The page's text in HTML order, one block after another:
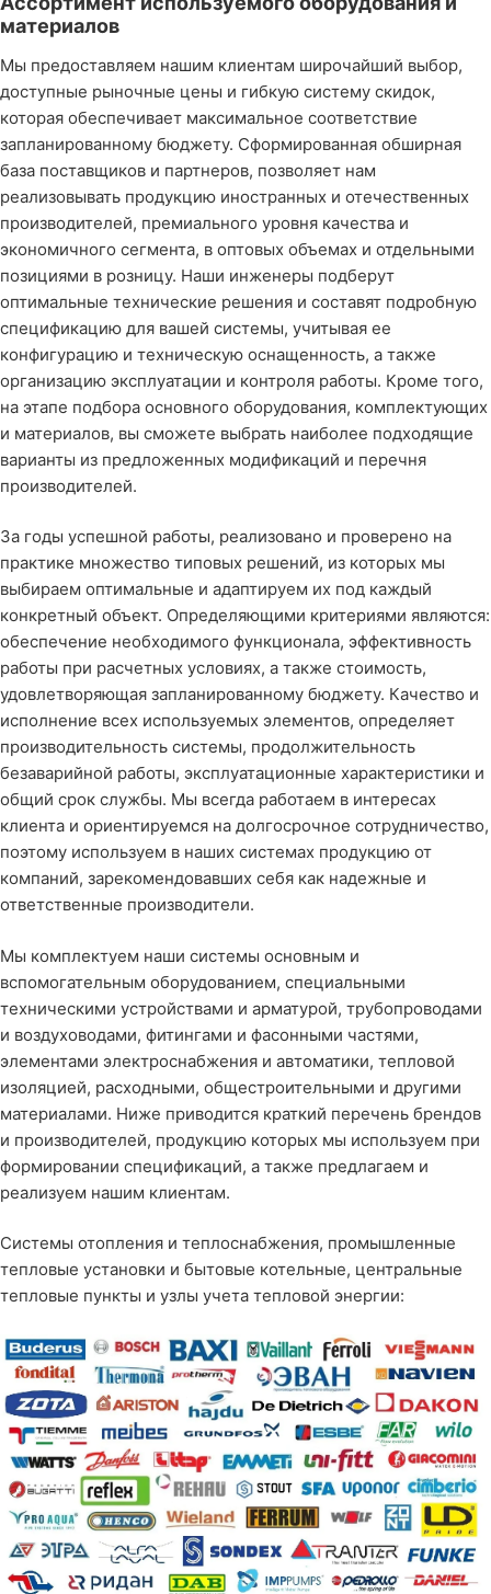
материалов
Мы предоставляем нашим клиентам широчайший выбор,
доступные рыночные цены и гибкую систему скидок,
которая обеспечивает максимальное соответствие
запланированному бюджету. Сформированная обширная
база поставщиков и партнеров, позволяет нам
реализовывать продукцию иностранных и отечественных
производителей, премиального уровня качества и
экономичного сегмента, в оптовых объемах и отдельными
позициями в розницу. Наши инженеры подберут
оптимальные технические решения и составят подробную
спецификацию для вашей системы, учитывая ее
конфигурацию и техническую оснащенность, а также
организацию эксплуатации и контроля работы. Кроме того,
на этапе подбора основного оборудования, комплектующих
и материалов, вы сможете выбрать наиболее подходящие
варианты из предложенных модификаций и перечня
производителей.
За годы успешной работы, реализовано и проверено на
практике множество типовых решений, из которых мы
выбираем оптимальные и адаптируем их под каждый
конкретный объект. Определяющими критериями являются:
обеспечение необходимого функционала, эффективность
работы при расчетных условиях, а также стоимость,
удовлетворяющая запланированному бюджету. Качество и
исполнение всех используемых элементов, определяет
производительность системы, продолжительность
безаварийной работы, эксплуатационные характеристики и
общий срок службы. Мы всегда работаем в интересах
клиента и ориентируемся на долгосрочное сотрудничество,
поэтому используем в наших системах продукцию от
компаний, зарекомендовавших себя как надежные и
ответственные производители.
Мы комплектуем наши системы основным и
вспомогательным оборудованием, специальными
техническими устройствами и арматурой, трубопроводами
и воздуховодами, фитингами и фасонными частями,
элементами электроснабжения и автоматики, тепловой
изоляцией, расходными, общестроительными и другими
материалами. Ниже приводится краткий перечень брендов
и производителей, продукцию которых мы используем при
формировании спецификаций, а также предлагаем и
реализуем нашим клиентам.
Системы отопления и теплоснабжения, промышленные
тепловые установки и бытовые котельные, центральные
тепловые пункты и узлы учета тепловой энергии: